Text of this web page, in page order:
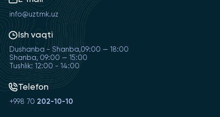
info@uztmk.uz
Ish vaqti
Dushanba - Shanba,09:00 — 18:00
Shanba, 09:00 — 15:00
Tushlik: 12:00 - 14:00
Telefon
+998 70 202-10-10